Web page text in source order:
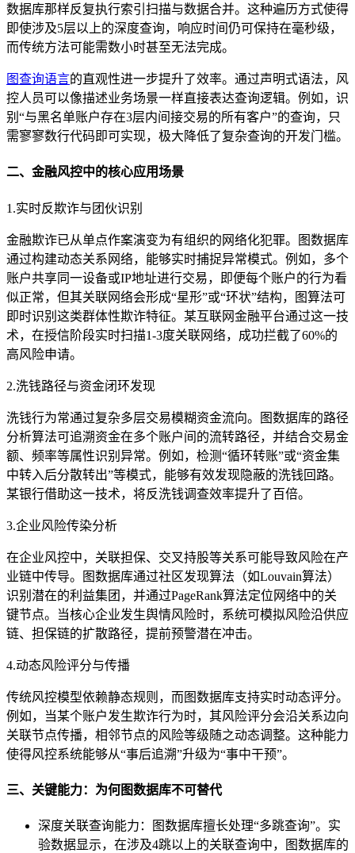
数据库那样反复执行索引扫描与数据合并。这种遍历方式使得
即使涉及5层以上的深度查询，响应时间仍可保持在毫秒级，
而传统方法可能需数小时甚至无法完成。
图查询语言的直观性进一步提升了效率。通过声明式语法，风
控人员可以像描述业务场景一样直接表达查询逻辑。例如，识
别“与黑名单账户存在3层内间接交易的所有客户”的查询，只
需寥寥数行代码即可实现，极大降低了复杂查询的开发门槛。
二、金融风控中的核心应用场景
1.实时反欺诈与团伙识别
金融欺诈已从单点作案演变为有组织的网络化犯罪。图数据库
通过构建动态关系网络，能够实时捕捉异常模式。例如，多个
账户共享同一设备或IP地址进行交易，即便每个账户的行为看
似正常，但其关联网络会形成“星形”或“环状”结构，图算法可
即时识别这类群体性欺诈特征。某互联网金融平台通过这一技
术，在授信阶段实时扫描1-3度关联网络，成功拦截了60%的
高风险申请。
2.洗钱路径与资金闭环发现
洗钱行为常通过复杂多层交易模糊资金流向。图数据库的路径
分析算法可追溯资金在多个账户间的流转路径，并结合交易金
额、频率等属性识别异常。例如，检测“循环转账”或“资金集
中转入后分散转出”等模式，能够有效发现隐蔽的洗钱回路。
某银行借助这一技术，将反洗钱调查效率提升了百倍。
3.企业风险传染分析
在企业风控中，关联担保、交叉持股等关系可能导致风险在产
业链中传导。图数据库通过社区发现算法（如Louvain算法）
识别潜在的利益集团，并通过PageRank算法定位网络中的关
键节点。当核心企业发生舆情风险时，系统可模拟风险沿供应
链、担保链的扩散路径，提前预警潜在冲击。
4.动态风险评分与传播
传统风控模型依赖静态规则，而图数据库支持实时动态评分。
例如，当某个账户发生欺诈行为时，其风险评分会沿关系边向
关联节点传播，相邻节点的风险等级随之动态调整。这种能力
使得风控系统能够从“事后追溯”升级为“事中干预”。
三、关键能力：为何图数据库不可替代
深度关联查询能力：图数据库擅长处理“多跳查询”。实
验数据显示，在涉及4跳以上的关联查询中，图数据库的